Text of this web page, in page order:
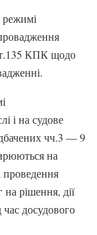
КПК щодо
і на судове
чч.3 — 9
на
проведення
рішення, дії
час досудового